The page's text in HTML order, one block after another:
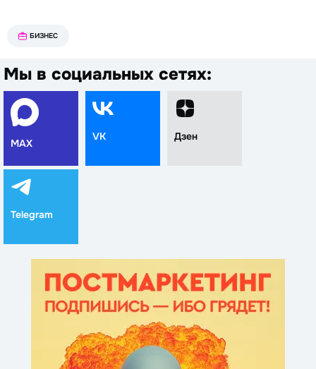
БИЗНЕС
Мы в социальных сетях:
MAX
VK Дзен
Telegram